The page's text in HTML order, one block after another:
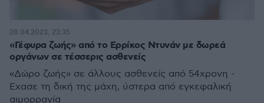
«Γέφυρα ζωής» από το Ερρίκος Ντυνάν με δωρεά
οργάνων σε τέσσερις ασθενείς
«Δώρο ζωής» σε άλλους ασθενείς από 54χρονη -
Έχασε τη δική της μάχη, ύστερα από εγκεφαλική
αιμορραγία
28.04.2023, 23:35